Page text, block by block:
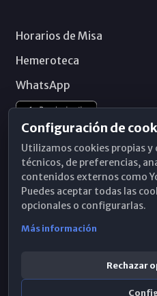
Horarios de Misa
Hemeroteca
WhatsApp
Configuración de
Utilizamos cookies propias
técnicos, de preferencias,
contenidos externos como
Puedes aceptar todas las
opcionales o configurarlas.
Más información
Rechazar